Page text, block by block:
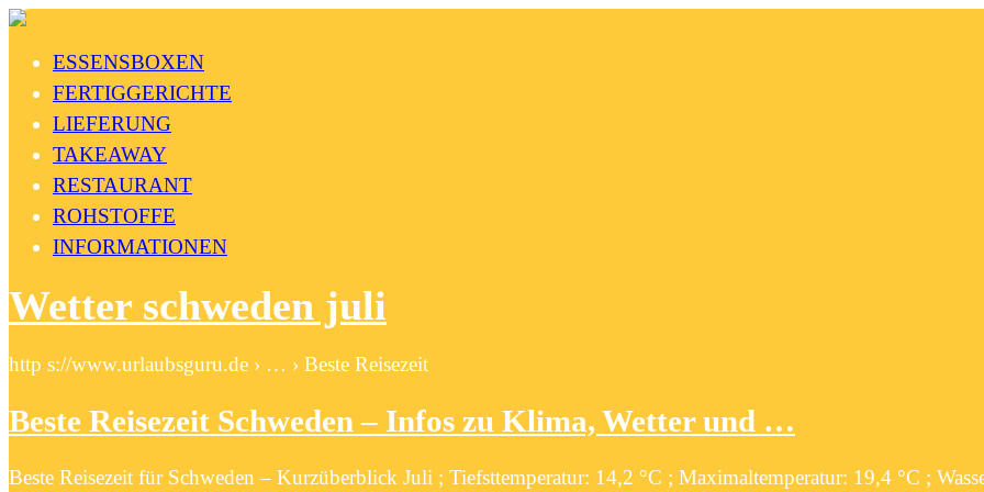
ESSENSBOXEN
FERTIGGERICHTE
LIEFERUNG
TAKEAWAY
RESTAURANT
ROHSTOFFE
INFORMATIONEN
Wetter schweden juli
http s://www.urlaubsguru.de › … › Beste Reisezeit
Beste Reisezeit Schweden – Infos zu Klima, Wetter und …
Beste Reisezeit für Schweden – Kurzüberblick Juli ; Tiefsttemperatur: 14,2 °C ; Maximaltemperatur: 19,4 °C ;